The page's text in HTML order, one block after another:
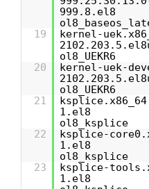
19
kernel-
ol8_UEKR6
20
kernel-uek-
ol8_UEKR6
21
ol8_ksplice
22
ksplice-
ol8_ksplice
23
ksplice-